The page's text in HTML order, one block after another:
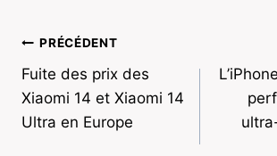
Navigation
de
l’article
PRÉCÉDENT
Fuite des prix des
Xiaomi 14 et Xiaomi 14
Ultra en Europe